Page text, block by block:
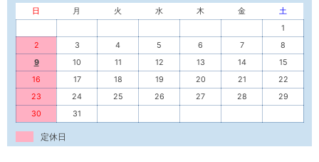
日
月 火 水 木 金
土
1
2
3 4 5 6 7
8
9
10 11 12 13 14
15
16
17 18 19 20 21
22
23
24 25 26 27 28
29
30
31
定休日